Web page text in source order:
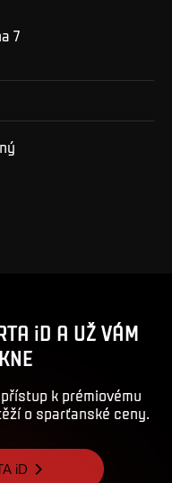
7
iD A UŽ VÁM
k prémiovému
o sparťanské ceny.
iD